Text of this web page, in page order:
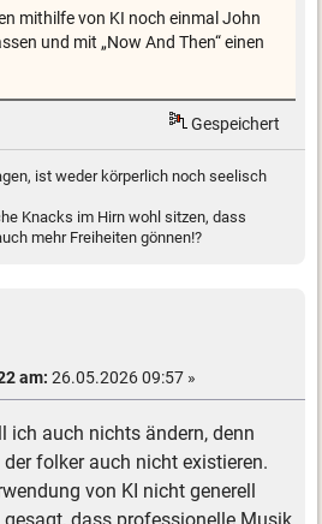
mithilfe von KI noch einmal John
und mit „Now And Then“ einen
Gespeichert
ist weder körperlich noch seelisch
Knacks im Hirn wohl sitzen, dass
mehr Freiheiten gönnen!?
am: 26.05.2026 09:57 »
ich auch nichts ändern, denn
folker auch nicht existieren.
von KI nicht generell